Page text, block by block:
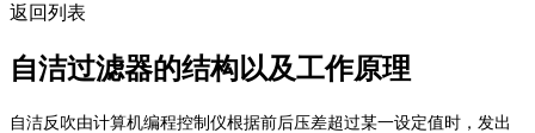
返回列表
自洁过滤器的结构以及工作原理
自洁反吹由计算机编程控制仪根据前后压差超过某一设定值时，发出